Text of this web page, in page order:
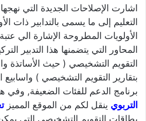
اشارت الإصلاحات الجديدة التي
التعليم إلى ما يسمى بالتدابير ذات
الأولويات المطروحة الإشارة الي
المحاور التي يتضمنها هذا التدبير
التقويم التشخيصي ( حيث الأساتذة
بتقارير التقويم التشخيصي ) واسابيع
برنامج الدعم للفئات الضعيفة, وفي
التربوي ينقل لكم من الموقع المميز
بطاقات التقويم التشخيصي التي يمكن